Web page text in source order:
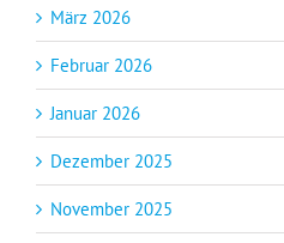
März 2026
Februar 2026
Januar 2026
Dezember 2025
November 2025